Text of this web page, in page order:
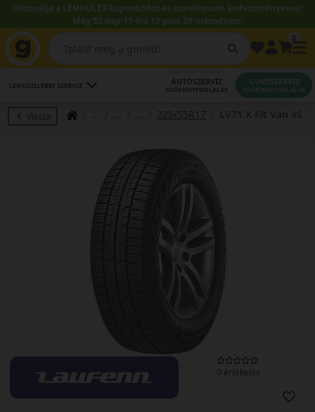
Használja a LENDÜLET kuponkódot és szereltessen kedvezményesen!
Még 52 nap 11 óra 13 perc 29 másodperc.
LEGKÖZELEBBI SZERVIZ AUTÓSZERVIZ
IDŐPONTFOGLALÁS
GUMISZERVIZ
IDŐPONTFOGLALÁS
Vissza 225/55R17
0 értékelés